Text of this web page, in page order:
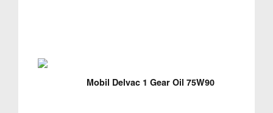
Mobil Delvac 1 Gear Oil 75W90